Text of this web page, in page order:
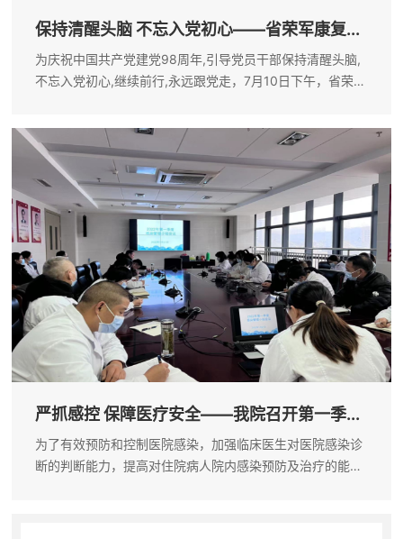
保持清醒头脑 不忘入党初心——省荣军康复...
为庆祝中国共产党建党98周年,引导党员干部保持清醒头脑,
不忘入党初心,继续前行,永远跟党走，7月10日下午，省荣军
机关第一党支部全体...
严抓感控 保障医疗安全——我院召开第一季...
为了有效预防和控制医院感染，加强临床医生对医院感染诊
断的判断能力，提高对住院病人院内感染预防及治疗的能